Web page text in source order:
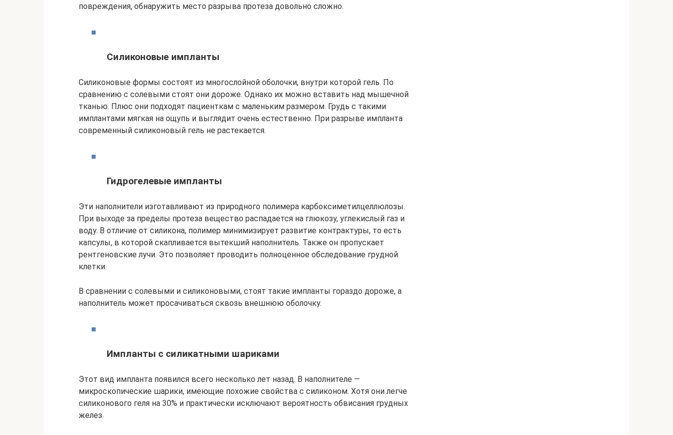
повреждения, обнаружить место разрыва протеза довольно сложно.
Силиконовые импланты
Силиконовые формы состоят из многослойной оболочки, внутри которой гель. По
сравнению с солевыми стоят они дороже. Однако их можно вставить над мышечной
тканью. Плюс они подходят пациенткам с маленьким размером. Грудь с такими
имплантами мягкая на ощупь и выглядит очень естественно. При разрыве импланта
современный силиконовый гель не растекается.
Гидрогелевые импланты
Эти наполнители изготавливают из природного полимера карбоксиметилцеллюлозы.
При выходе за пределы протеза вещество распадается на глюкозу, углекислый газ и
воду. В отличие от силикона, полимер минимизирует развитие контрактуры, то есть
капсулы, в которой скапливается вытекший наполнитель. Также он пропускает
рентгеновские лучи. Это позволяет проводить полноценное обследование грудной
клетки.
В сравнении с солевыми и силиконовыми, стоят такие импланты гораздо дороже, а
наполнитель может просачиваться сквозь внешнюю оболочку.
Импланты с силикатными шариками
Этот вид импланта появился всего несколько лет назад. В наполнителе —
микроскопические шарики, имеющие похожие свойства с силиконом. Хотя они легче
силиконового геля на 30% и практически исключают вероятность обвисания грудных
желез.